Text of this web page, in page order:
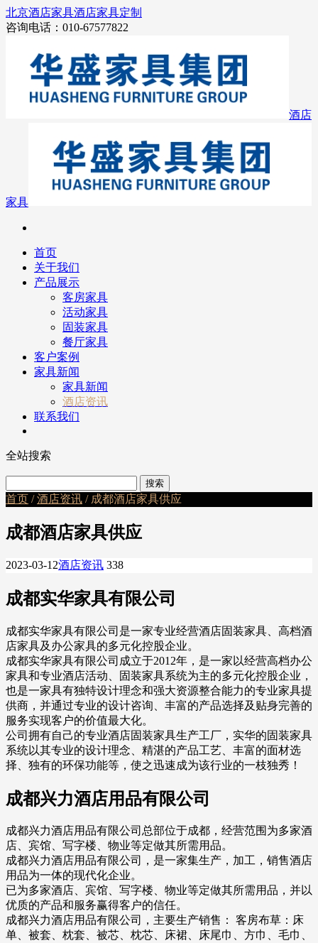
北京酒店家具酒店家具定制
咨询电话：010-67577822
酒店
家具
首页
关于我们
产品展示
客房家具
活动家具
固装家具
餐厅家具
客户案例
家具新闻
家具新闻
酒店资讯
联系我们
全站搜索
首页 /酒店资讯 / 成都酒店家具供应
成都酒店家具供应
2023-03-12酒店资讯 338
成都实华家具有限公司
成都实华家具有限公司是一家专业经营酒店固装家具、高档酒
店家具及办公家具的多元化控股企业。
成都实华家具有限公司成立于2012年，是一家以经营高档办公
家具和专业酒店活动、固装家具系统为主的多元化控股企业，
也是一家具有独特设计理念和强大资源整合能力的专业家具提
供商，并通过专业的设计咨询、丰富的产品选择及贴身完善的
服务实现客户的价值最大化。
公司拥有自己的专业酒店固装家具生产工厂，实华的固装家具
系统以其专业的设计理念、精湛的产品工艺、丰富的面材选
择、独有的环保功能等，使之迅速成为该行业的一枝独秀！
成都兴力酒店用品有限公司
成都兴力酒店用品有限公司总部位于成都，经营范围为多家酒
店、宾馆、写字楼、物业等定做其所需用品。
成都兴力酒店用品有限公司，是一家集生产，加工，销售酒店
用品为一体的现代化企业。
已为多家酒店、宾馆、写字楼、物业等定做其所需用品，并以
优质的产品和服务赢得客户的信任。
成都兴力酒店用品有限公司，主要生产销售： 客房布草：床
单、被套、枕套、被芯、枕芯、床裙、床尾巾、方巾、毛巾、